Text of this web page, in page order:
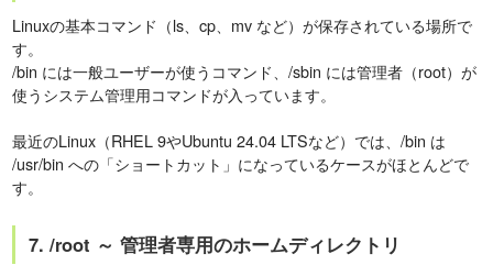
Linuxの基本コマンド（ls、cp、mv など）が保存されている場所で
す。
/bin には一般ユーザーが使うコマンド、/sbin には管理者（root）が
使うシステム管理用コマンドが入っています。
最近のLinux（RHEL 9やUbuntu 24.04 LTSなど）では、/bin は
/usr/bin への「ショートカット」になっているケースがほとんどで
す。
7. /root ～ 管理者専用のホームディレクトリ